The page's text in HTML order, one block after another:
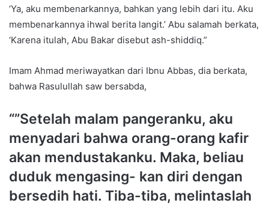
‘Ya, aku membenarkannya, bahkan yang lebih dari itu. Aku
membenarkannya ihwal berita langit.’ Abu salamah berkata,
‘Karena itulah, Abu Bakar disebut ash-shiddiq.”
Imam Ahmad meriwayatkan dari Ibnu Abbas, dia berkata,
bahwa Rasulullah saw bersabda,
“”Setelah malam pangeranku, aku
menyadari bahwa orang-orang kafir
akan mendustakanku. Maka, beliau
duduk mengasing- kan diri dengan
bersedih hati. Tiba-tiba, melintaslah